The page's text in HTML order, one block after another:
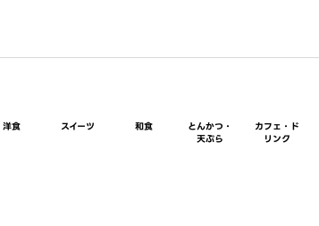
洋食 スイーツ 和食
とんかつ・
天ぷら
カフェ・ド
リンク